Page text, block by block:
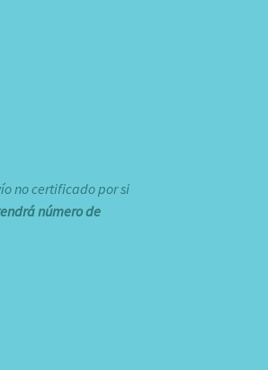
no certificado por si
número de